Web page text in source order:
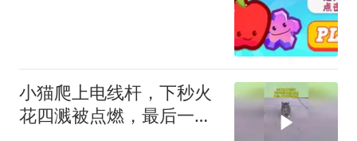
小猫爬上电线杆，下秒火
花四溅被点燃，最后一幕